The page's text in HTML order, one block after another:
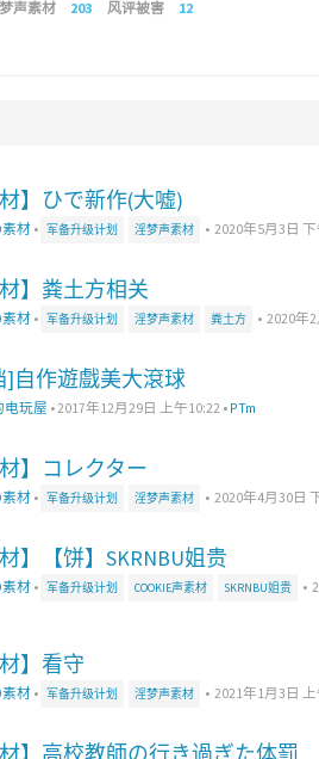
声素材 203 风评被害 12
材】ひで新作(大嘘)
素材 • 军备升级计划 淫梦声素材 • 2020年5月3日
材】粪土方相关
素材 • 军备升级计划 淫梦声素材 粪土方 • 2020年
]自作遊戲美大滾球
电玩屋 •2017年12月29日 上午10:22 • PTm
材】コレクター
素材 • 军备升级计划 淫梦声素材 • 2020年4月30日
材】【饼】SKRNBU姐贵
素材 • 军备升级计划 COOKIE声素材 SKRNBU姐贵 •
材】看守
素材 • 军备升级计划 淫梦声素材 • 2021年1月3日